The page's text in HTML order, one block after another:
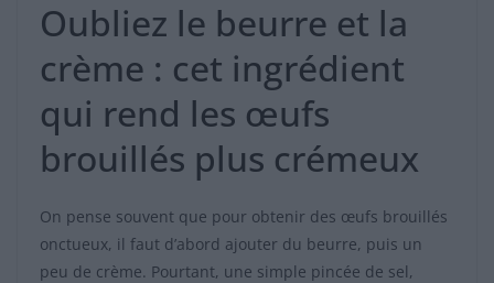
Oubliez le beurre et la
crème : cet ingrédient
qui rend les œufs
brouillés plus crémeux
On pense souvent que pour obtenir des œufs brouillés
onctueux, il faut d’abord ajouter du beurre, puis un
peu de crème. Pourtant, une simple pincée de sel,